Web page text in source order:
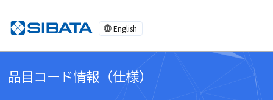
English
品目コード情報（仕様）